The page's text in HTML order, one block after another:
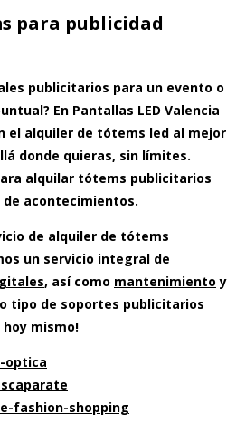
para publicidad
publicitarios para un evento o
En Pantallas LED Valencia
el alquiler de tótems led al mejor
donde quieras, sin límites.
alquilar tótems publicitarios
acontecimientos.
de alquiler de tótems
un servicio integral de
, así como mantenimiento y
tipo de soportes publicitarios
hoy mismo!